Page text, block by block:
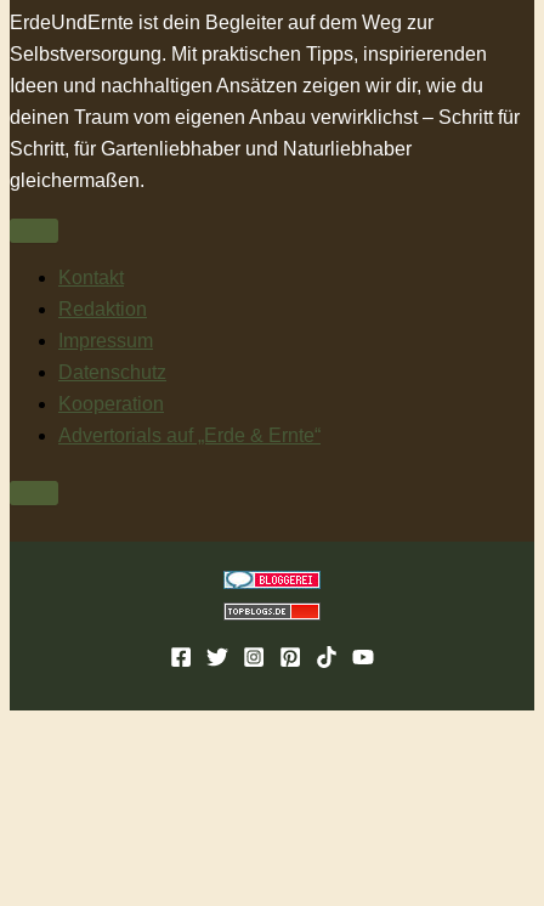
ErdeUndErnte ist dein Begleiter auf dem Weg zur
Selbstversorgung. Mit praktischen Tipps, inspirierenden
Ideen und nachhaltigen Ansätzen zeigen wir dir, wie du
deinen Traum vom eigenen Anbau verwirklichst – Schritt für
Schritt, für Gartenliebhaber und Naturliebhaber
gleichermaßen.
Kontakt
Redaktion
Impressum
Datenschutz
Kooperation
Advertorials auf „Erde & Ernte“